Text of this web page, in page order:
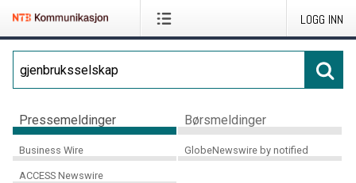
LOGG INN
Pressemeldinger Børsmeldinger
Business Wire GlobeNewswire by notified
ACCESS Newswire